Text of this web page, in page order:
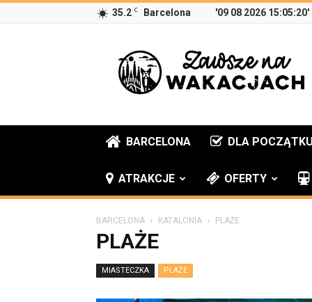
35.2 C Barcelona '09 08 2026 15:05:20'
Zawsze
na
wakacjach
BARCELONA DLA
ATRAKCJE OFERTY
BARCELONA KATALONIA PLAŻE
PLAŻE
MIASTECZKA PLAŻE